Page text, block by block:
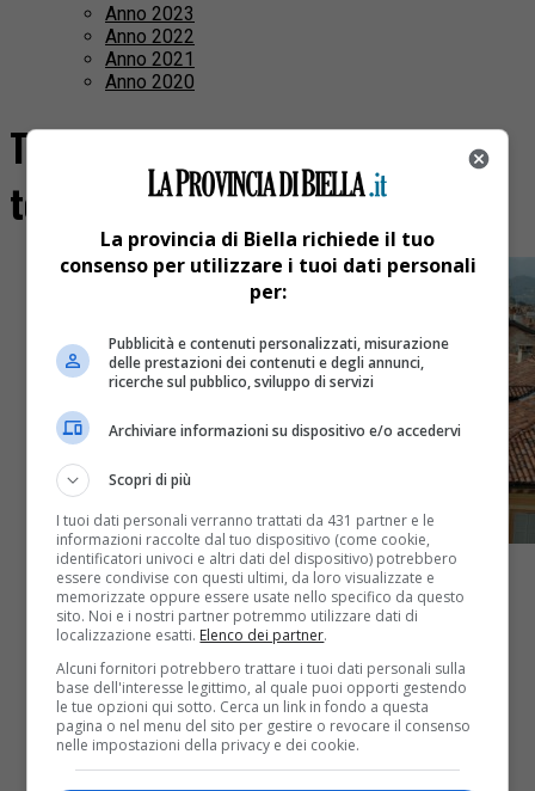
Anno 2023
Anno 2022
Anno 2021
Anno 2020
Tutti i post taggati "piazzo cost
to cost"
Biella5 mesi fa
Ultimi giorni per iscriversi al Piazzo
Cost to Cost
La provincia di Biella richiede il tuo
consenso per utilizzare i tuoi dati personali
per:
Pubblicità e contenuti personalizzati, misurazione
delle prestazioni dei contenuti e degli annunci,
ricerche sul pubblico, sviluppo di servizi
Archiviare informazioni su dispositivo e/o accedervi
Scopri di più
I tuoi dati personali verranno trattati da 431 partner e le
informazioni raccolte dal tuo dispositivo (come cookie,
identificatori univoci e altri dati del dispositivo) potrebbero
essere condivise con questi ultimi, da loro visualizzate e
memorizzate oppure essere usate nello specifico da questo
sito. Noi e i nostri partner potremmo utilizzare dati di
localizzazione esatti. Elenco dei partner.
Alcuni fornitori potrebbero trattare i tuoi dati personali sulla
base dell'interesse legittimo, al quale puoi opporti gestendo
le tue opzioni qui sotto. Cerca un link in fondo a questa
pagina o nel menu del sito per gestire o revocare il consenso
nelle impostazioni della privacy e dei cookie.